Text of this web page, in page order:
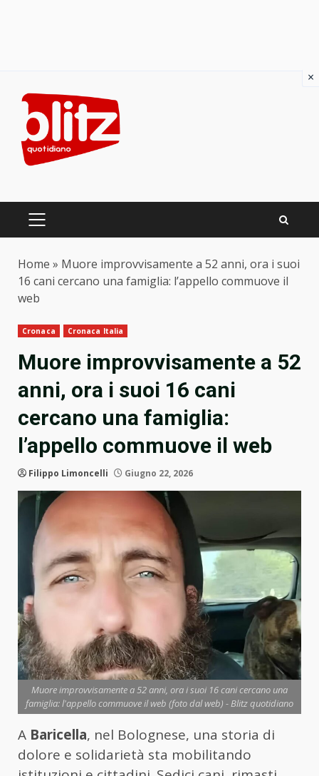
content
PRIMARY
Home » Muore improvvisamente a 52 anni, ora i suoi
16 cani cercano una famiglia: l’appello commuove il
web
Cronaca Cronaca Italia
Muore improvvisamente a 52
anni, ora i suoi 16 cani
cercano una famiglia:
l’appello commuove il web
Filippo Limoncelli Giugno 22, 2026
Muore improvvisamente a 52 anni, ora i suoi 16 cani cercano una
famiglia: l'appello commuove il web (foto dal web) - Blitz quotidiano
A Baricella, nel Bolognese, una storia di
dolore e solidarietà sta mobilitando
×